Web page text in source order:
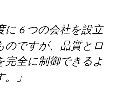
に 6 つの会社を設立
のですが、品質とロ
完全に制御できるよ
」